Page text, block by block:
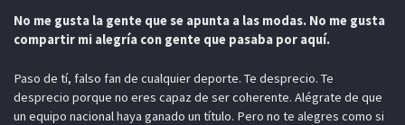
No me gusta la gente que se apunta a las modas. No me gusta
compartir mi alegría con gente que pasaba por aquí.
Paso de tí, falso fan de cualquier deporte. Te desprecio. Te
desprecio porque no eres capaz de ser coherente. Alégrate de que
un equipo nacional haya ganado un título. Pero no te alegres como si